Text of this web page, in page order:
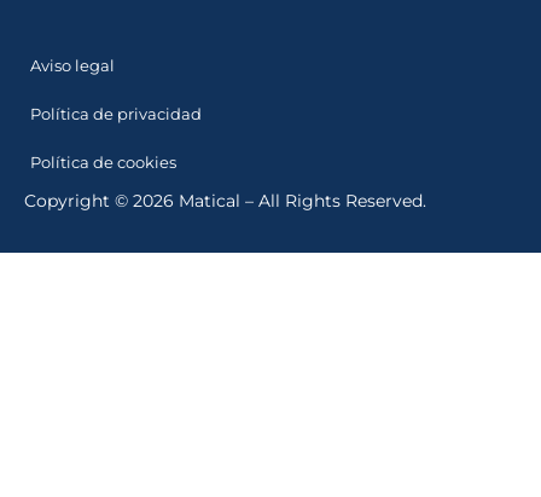
Aviso legal
Política de privacidad
Política de cookies
Copyright © 2026 Matical – All Rights Reserved.